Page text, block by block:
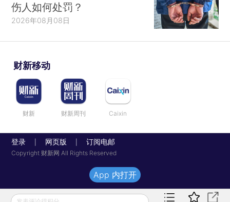
伤人如何处罚？
2026年08月08日
财新移动
财新 财新周刊 Caixin
登录 网页版 订阅电邮
Copyright 财新网 All Rights Reserved
App 内打开